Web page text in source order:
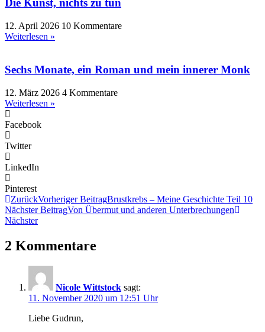
Die Kunst, nichts zu tun
12. April 2026 10 Kommentare
Weiterlesen »
Sechs Monate, ein Roman und mein innerer Monk
12. März 2026 4 Kommentare
Weiterlesen »
Facebook
Twitter
LinkedIn
Pinterest
ZurückVorheriger BeitragBrustkrebs – Meine Geschichte Teil 10
Nächster BeitragVon Übermut und anderen Unterbrechungen
Nächster
2 Kommentare
Nicole Wittstock sagt:
11. November 2020 um 12:51 Uhr
Liebe Gudrun,